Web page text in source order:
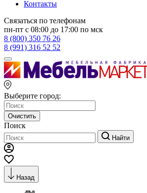
Контакты
Связаться по телефонам
пн-пт с 08:00 до 17:00 по мск
8 (800) 350 76 26
8 (991) 316 52 52
Выберите город:
Очистить
Поиск
Найти
Назад